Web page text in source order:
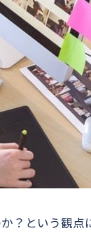
？という観点